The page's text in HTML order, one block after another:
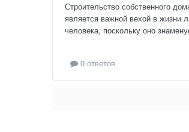
Строительство собственного
является важной вехой в жизни
человека, поскольку оно
0 ответов